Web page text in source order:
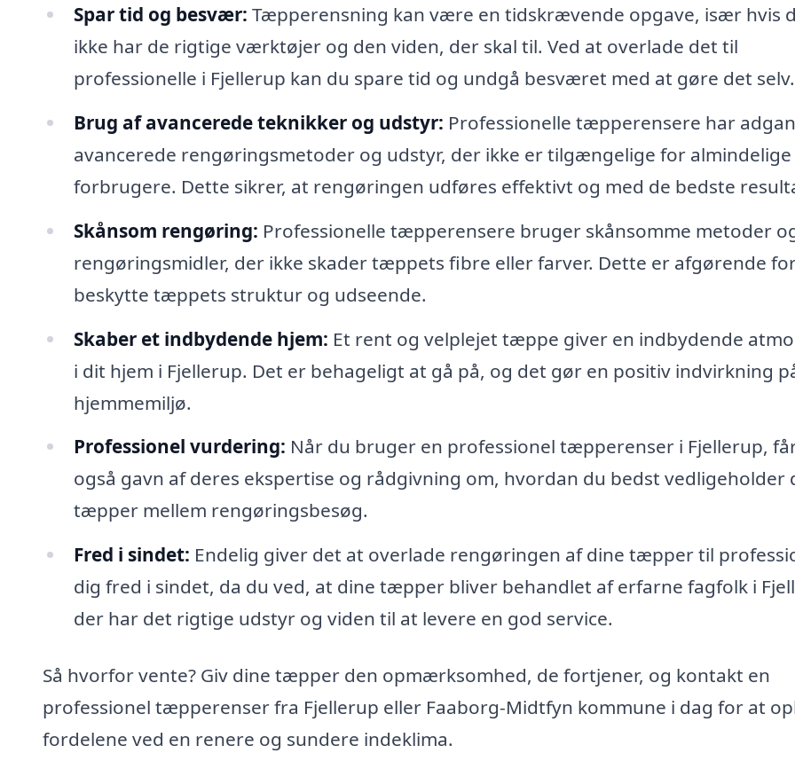
Spar tid og besvær: Tæpperensning kan være en tidskrævende opgave, især hvis
ikke har de rigtige værktøjer og den viden, der skal til. Ved at overlade det til
professionelle i Fjellerup kan du spare tid og undgå besværet med at gøre det selv.
Brug af avancerede teknikker og udstyr: Professionelle tæpperensere har
avancerede rengøringsmetoder og udstyr, der ikke er tilgængelige for almindelige
forbrugere. Dette sikrer, at rengøringen udføres effektivt og med de bedste
Skånsom rengøring: Professionelle tæpperensere bruger skånsomme metoder
rengøringsmidler, der ikke skader tæppets fibre eller farver. Dette er afgørende
beskytte tæppets struktur og udseende.
Skaber et indbydende hjem: Et rent og velplejet tæppe giver en indbydende
i dit hjem i Fjellerup. Det er behageligt at gå på, og det gør en positiv indvirkning
hjemmemiljø.
Professionel vurdering: Når du bruger en professionel tæpperenser i Fjellerup,
også gavn af deres ekspertise og rådgivning om, hvordan du bedst vedligeholder
tæpper mellem rengøringsbesøg.
Fred i sindet: Endelig giver det at overlade rengøringen af dine tæpper til
dig fred i sindet, da du ved, at dine tæpper bliver behandlet af erfarne fagfolk i
der har det rigtige udstyr og viden til at levere en god service.
Så hvorfor vente? Giv dine tæpper den opmærksomhed, de fortjener, og kontakt en
professionel tæpperenser fra Fjellerup eller Faaborg-Midtfyn kommune i dag for at
fordelene ved en renere og sundere indeklima.